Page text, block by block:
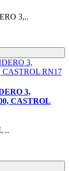
3,..
3,
CASTROL
..